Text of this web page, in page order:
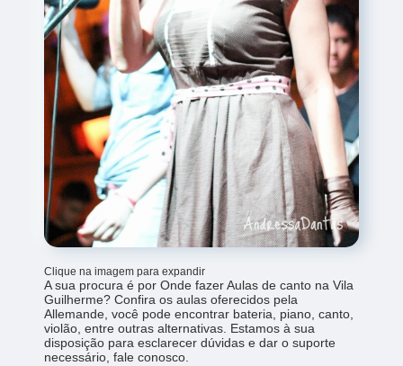
Clique na imagem para expandir
A sua procura é por Onde fazer Aulas de canto na Vila
Guilherme? Confira os aulas oferecidos pela
Allemande, você pode encontrar bateria, piano, canto,
violão, entre outras alternativas. Estamos à sua
disposição para esclarecer dúvidas e dar o suporte
necessário, fale conosco.